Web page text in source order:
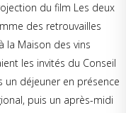
du film Les deux
des retrouvailles
la Maison des vins
les invités du Conseil
un déjeuner en présence
puis un après-midi